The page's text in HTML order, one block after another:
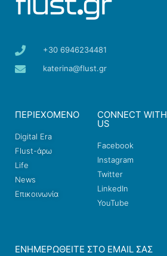
+30 6946234481
katerina@flust.gr
ΠΕΡΙΕΧΟΜΕΝΟ
Digital Era
Flust-άρω
Life
News
Επικοινωνία
CONNECT WITH
US
Facebook
Instagram
Twitter
LinkedIn
YouTube
ΕΝΗΜΕΡΩΘΕΊΤΕ ΣΤΟ EMAIL ΣΑΣ